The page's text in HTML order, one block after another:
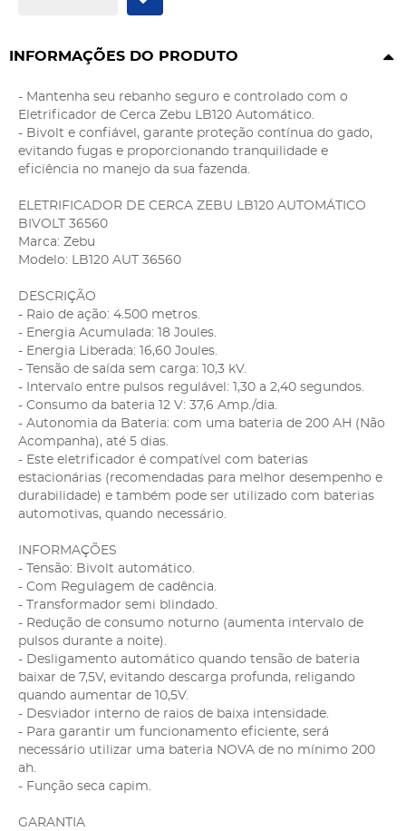
INFORMAÇÕES DO PRODUTO
- Mantenha seu rebanho seguro e controlado com o
Eletrificador de Cerca Zebu LB120 Automático.
- Bivolt e confiável, garante proteção contínua do gado,
evitando fugas e proporcionando tranquilidade e
eficiência no manejo da sua fazenda.
ELETRIFICADOR DE CERCA ZEBU LB120 AUTOMÁTICO
BIVOLT 36560
Marca: Zebu
Modelo: LB120 AUT 36560
DESCRIÇÃO
- Raio de ação: 4.500 metros.
- Energia Acumulada: 18 Joules.
- Energia Liberada: 16,60 Joules.
- Tensão de saída sem carga: 10,3 kV.
- Intervalo entre pulsos regulável: 1,30 a 2,40 segundos.
- Consumo da bateria 12 V: 37,6 Amp./dia.
- Autonomia da Bateria: com uma bateria de 200 AH (Não
Acompanha), até 5 dias.
- Este eletrificador é compatível com baterias
estacionárias (recomendadas para melhor desempenho e
durabilidade) e também pode ser utilizado com baterias
automotivas, quando necessário.
INFORMAÇÕES
- Tensão: Bivolt automático.
- Com Regulagem de cadência.
- Transformador semi blindado.
- Redução de consumo noturno (aumenta intervalo de
pulsos durante a noite).
- Desligamento automático quando tensão de bateria
baixar de 7,5V, evitando descarga profunda, religando
quando aumentar de 10,5V.
- Desviador interno de raios de baixa intensidade.
- Para garantir um funcionamento eficiente, será
necessário utilizar uma bateria NOVA de no mínimo 200
ah.
- Função seca capim.
GARANTIA